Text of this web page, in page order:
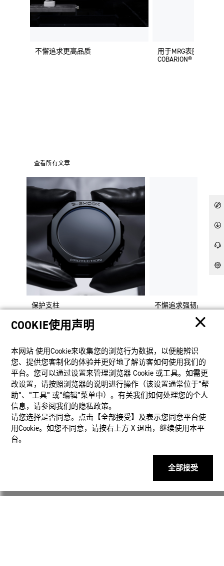
不懈追求更高品质
用于MRG表圈的梦
COBARION®
查看所有文章
保护支柱 不懈追求强韧品质
产品
客户支持
COOKIE使用声明
本网站 使⽤Cookie来收集您的浏览⾏为数据，以便能辨识
您、提供您客制化的体验并更好地了解访客如何使⽤我们的
平台。您可以通过设置来管理浏览器 Cookie 或⼯具。如需更
改设置，请按照浏览器的说明进⾏操作（该设置通常位于“帮
助”、“⼯具” 或“编辑”菜单中）。有关我们如何处理您的个⼈
信息，请参阅我们的隐私政策。
请您选择是否同意。点击【全部接受】及表示您同意平台使
用Cookie。如您不同意，请按右上⽅ X 退出，继续使⽤本平
台。
全部接受